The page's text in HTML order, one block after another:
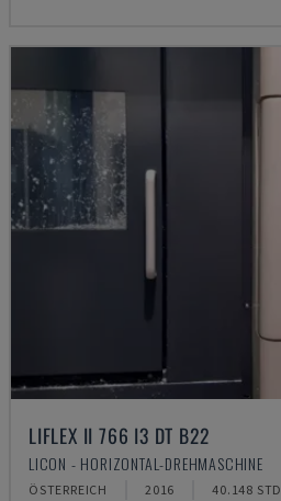
LIFLEX II 766 I3 DT B22
LICON - HORIZONTAL-DREHMASCHINE
ÖSTERREICH 2016 40.148 STD